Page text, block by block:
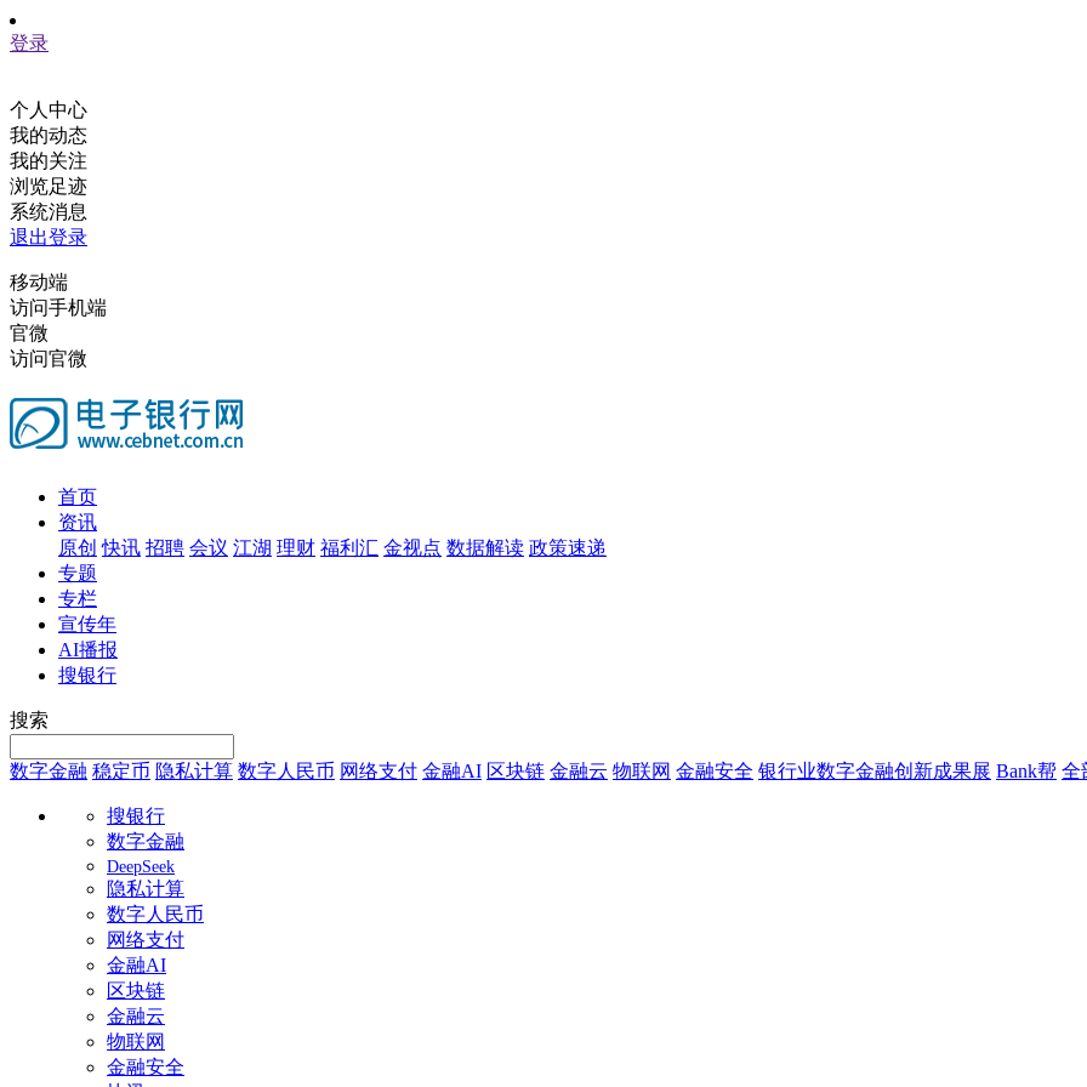
登录
个人中心
我的动态
我的关注
浏览足迹
系统消息
退出登录
移动端
访问手机端
官微
访问官微
首页
资讯
原创 快讯 招聘 会议 江湖 理财 福利汇 金视点 数据解读 政策速递
专题
专栏
宣传年
AI播报
搜银行
搜索
数字金融 稳定币 隐私计算 数字人民币 网络支付 金融AI 区块链 金融云 物联网 金融安全 银行业数字金融创新成果展 Bank帮 全
搜银行
数字金融
DeepSeek
隐私计算
数字人民币
网络支付
金融AI
区块链
金融云
物联网
金融安全